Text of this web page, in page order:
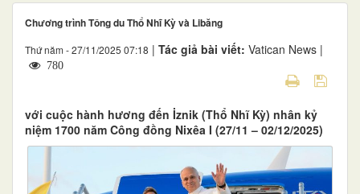
Chương trình Tông du Thổ Nhĩ Kỳ và Libăng
Thứ năm - 27/11/2025 07:18 | Tác giả bài viết: Vatican News |
780
với cuộc hành hương đến İznik (Thổ Nhĩ Kỳ) nhân kỷ
niệm 1700 năm Công đồng Nixêa I (27/11 – 02/12/2025)